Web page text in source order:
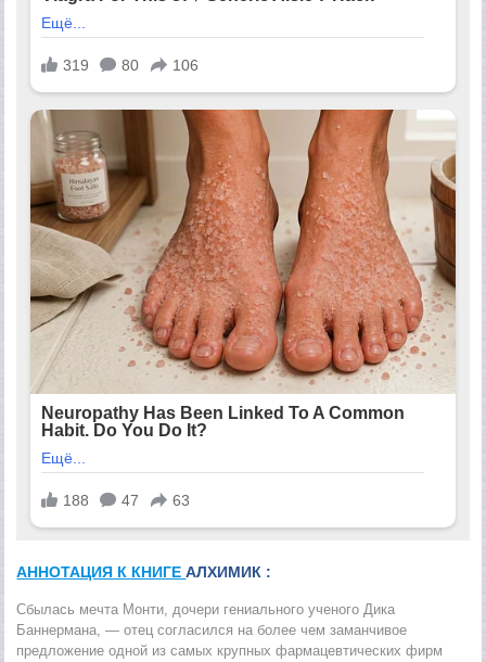
АННОТАЦИЯ К КНИГЕАЛХИМИК :
Сбылась мечта Монти, дочери гениального ученого Дика
Баннермана, — отец согласился на более чем заманчивое
предложение одной из самых крупных фармацевтических фирм